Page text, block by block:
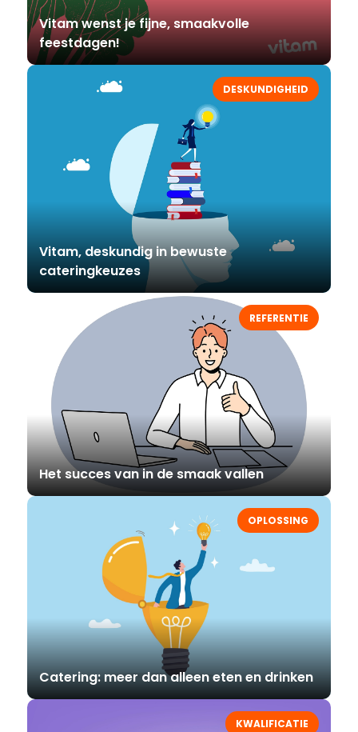
Vitam wenst je fijne, smaakvolle
feestdagen!
DESKUNDIGHEID
Vitam, deskundig in bewuste
cateringkeuzes
REFERENTIE
Het succes van in de smaak vallen
OPLOSSING
Catering: meer dan alleen eten en drinken
KWALIFICATIE